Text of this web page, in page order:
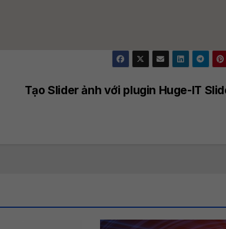
Tạo Slider ảnh với plugin Huge-IT